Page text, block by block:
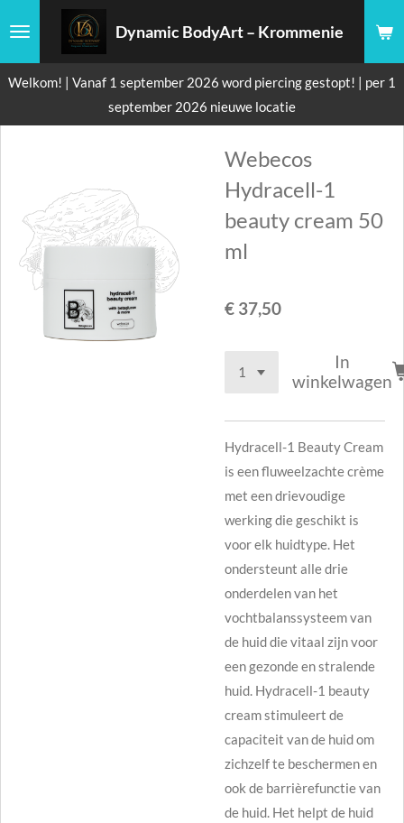
Dynamic BodyArt – Krommenie
Welkom! | Vanaf 1 september 2026 word piercing gestopt! | per 1
september 2026 nieuwe locatie
Webecos
Hydracell-1
beauty cream 50
ml
€ 37,50
In
winkelwagen
Hydracell-1 Beauty Cream
is een fluweelzachte crème
met een drievoudige
werking die geschikt is
voor elk huidtype. Het
ondersteunt alle drie
onderdelen van het
vochtbalanssysteem van
de huid die vitaal zijn voor
een gezonde en stralende
huid. Hydracell-1 beauty
cream stimuleert de
capaciteit van de huid om
zichzelf te beschermen en
ook de barrièrefunctie van
de huid. Het helpt de huid